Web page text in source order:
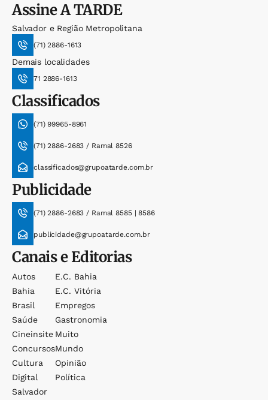
AssineA TARDE
Salvador e Região Metropolitana
(71) 2886-1613
Demais localidades
71 2886-1613
Classificados
(71) 99965-8961
(71) 2886-2683 / Ramal 8526
classificados@grupoatarde.com.br
Publicidade
(71) 2886-2683 / Ramal 8585 | 8586
publicidade@grupoatarde.com.br
Canais e Editorias
Autos
Bahia
Brasil
Saúde
Cineinsite
Concursos
Cultura
Digital
Salvador
E.c. Bahia
E.c. Vitória
Empregos
Gastronomia
Muito
Mundo
Opinião
Política